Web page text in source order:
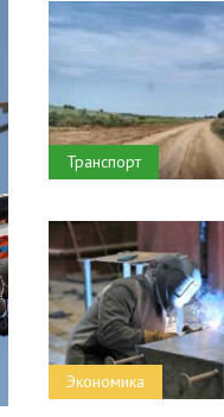
Транспорт
Экономика